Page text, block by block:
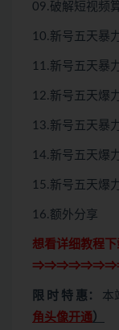
09.破解短视频
10.新号五天暴
11.新号五天暴
12.新号五天爆
13.新号五天暴
14.新号五天爆
15.新号五天爆
16.额外分享
想看详细教程下
限 时 特 惠： 本
角头像开通）